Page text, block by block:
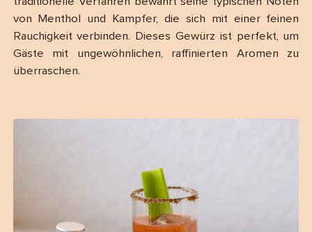
von Menthol und Kampfer, die sich mit einer feinen
Rauchigkeit verbinden. Dieses Gewürz ist perfekt, um
Gäste mit ungewöhnlichen, raffinierten Aromen zu
überraschen.